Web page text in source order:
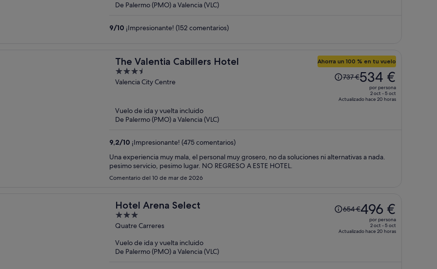
persona
De Palermo (PMO) a Valencia (VLC)
9/10 ¡Impresionante! (152 comentarios)
The Valentia Cabillers Hotel
3.5
out
Valencia City Centre
Ahorra un 100 % en tu vuelo
El
precio
de
534 €
737 €534 €
por persona
2 oct - 5 oct
Actualizado hace 20 horas
Vuelo de ida y vuelta incluido
De Palermo (PMO) a Valencia (VLC)
9,2/10 ¡Impresionante! (475 comentarios)
Una experiencia muy mala, el personal muy grosero, no da soluciones ni alternativas a nada.
pesimo servicio, pesimo lugar. NO REGRESO A ESTE HOTEL.
Comentario del 10 de mar de 2026
Hotel Arena Select
3
out
5
Quatre Carreres
El
precio
de
654 €496 €
por persona
2 oct - 5 oct
Actualizado hace 20 horas
Vuelo de ida y vuelta incluido
De Palermo (PMO) a Valencia (VLC)